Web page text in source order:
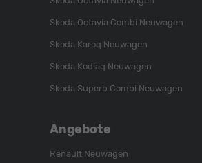
Skoda Octavia Combi Neuwagen
Skoda Karoq Neuwagen
Skoda Kodiaq Neuwagen
Skoda Superb Combi Neuwagen
Angebote
Renault Neuwagen